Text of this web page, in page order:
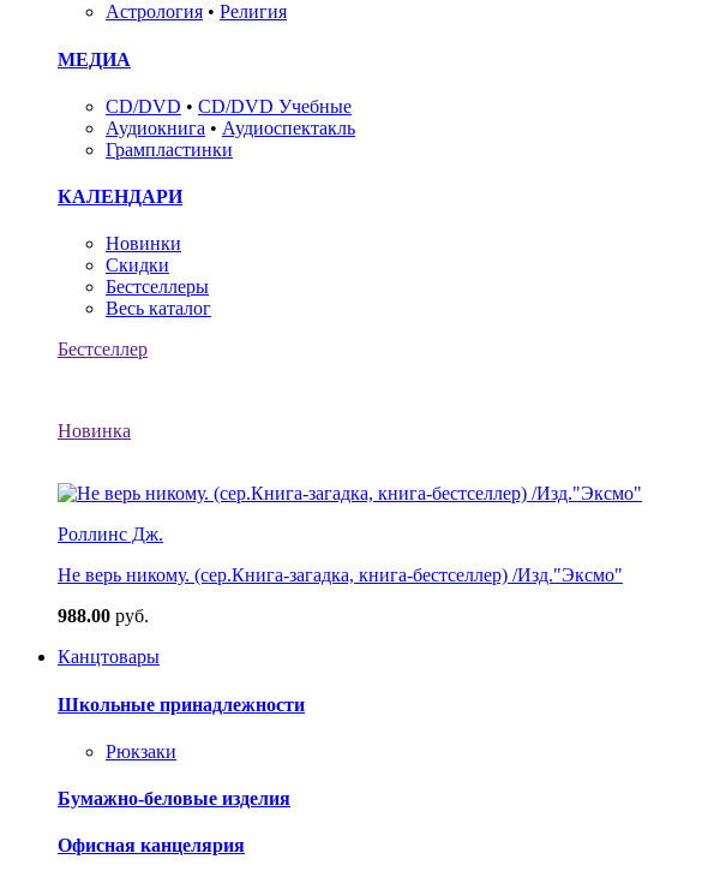
Астрология • Религия
МЕДИА
CD/DVD • CD/DVD Учебные
Аудиокнига • Аудиоспектакль
Грампластинки
КАЛЕНДАРИ
Новинки
Скидки
Бестселлеры
Весь каталог
Бестселлер
Новинка
Роллинс Дж.
Не верь никому. (сер.Книга-загадка, книга-бестселлер) /Изд."Эксмо"
988.00 руб.
Канцтовары
Школьные принадлежности
Рюкзаки
Бумажно-беловые изделия
Офисная канцелярия